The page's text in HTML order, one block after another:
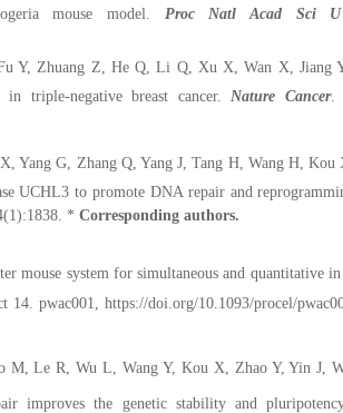
mouse model.
Proc Natl Acad Sci
Fu Y, Zhuang Z, He Q, Li Q, Xu X, Wan X, Jiang
in triple-negative breast cancer.Nature Cancer.
Yang G, Zhang Q, Yang J, Tang H, Wang H, Kou
UCHL3 to promote DNA repair and
* Corresponding authors.
mouse system for simultaneous and quantitative
14. pwac001, https://doi.org/10.1093/procel/
M, Le R, Wu L, Wang Y, Kou X, Zhao Y, Yin J,
improves the genetic stability and